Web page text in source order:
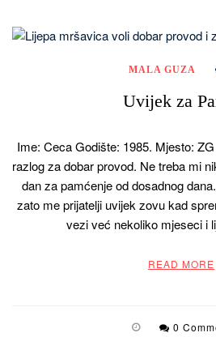
MALA GUZA
Uvijek za
Ime: Ceca Godište: 1985. Mjesto:
razlog za dobar provod. Ne treba mi
dan za pamćenje od dosadnog
zato me prijatelji uvijek zovu kad
vezi već nekoliko mjeseci i
READ MORE
0